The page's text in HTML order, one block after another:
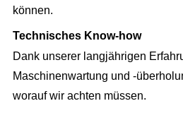
können.
Technisches Know-how
Dank unserer langjährigen
Maschinenwartung und -
worauf wir achten müssen.